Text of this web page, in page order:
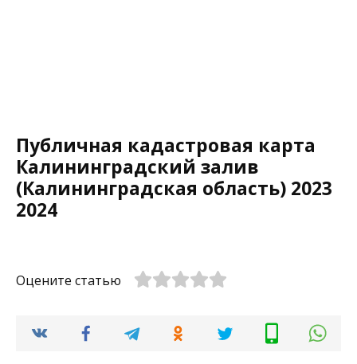
Публичная кадастровая карта
Калининградский залив
(Калининградская область) 2023
2024
Оцените статью